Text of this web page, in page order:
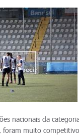
nacionais da
foram muito